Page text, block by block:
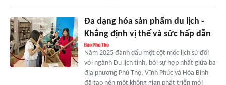
Đa dạng hóa sản phẩm du lịch -
Khẳng định vị thế và sức hấp dẫn
Năm 2025 đánh dấu một cột mốc lịch sử đối
với ngành Du lịch tỉnh, bởi sự hợp nhất giữa ba
địa phương Phú Thọ, Vĩnh Phúc và Hòa Bình
đã tạo nên một không gian phát triển mới